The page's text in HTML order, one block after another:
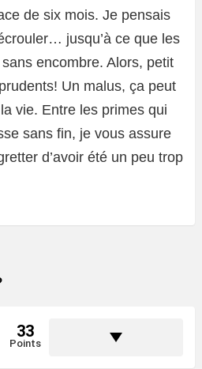
de six mois. Je pensais
jusqu’à ce que les
encombre. Alors, petit
Un malus, ça peut
vie. Entre les primes qui
sans fin, je vous assure
d’avoir été un peu trop
33
Points